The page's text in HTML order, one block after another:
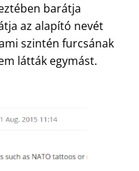
barátja
az alapító nevét
szintén furcsának
látták egymást.